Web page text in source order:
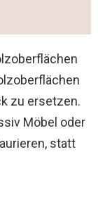
zu ersetzen.
Möbel oder
statt